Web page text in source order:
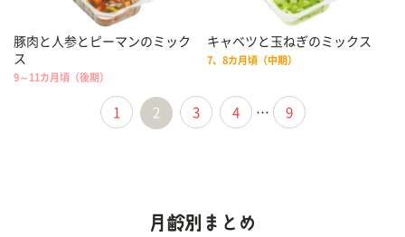
豚肉と人参とピーマンのミック
ス
9～11カ月頃（後期）
キャベツと玉ねぎのミックス
7、8カ月頃（中期）
1 2 3 4 … 9